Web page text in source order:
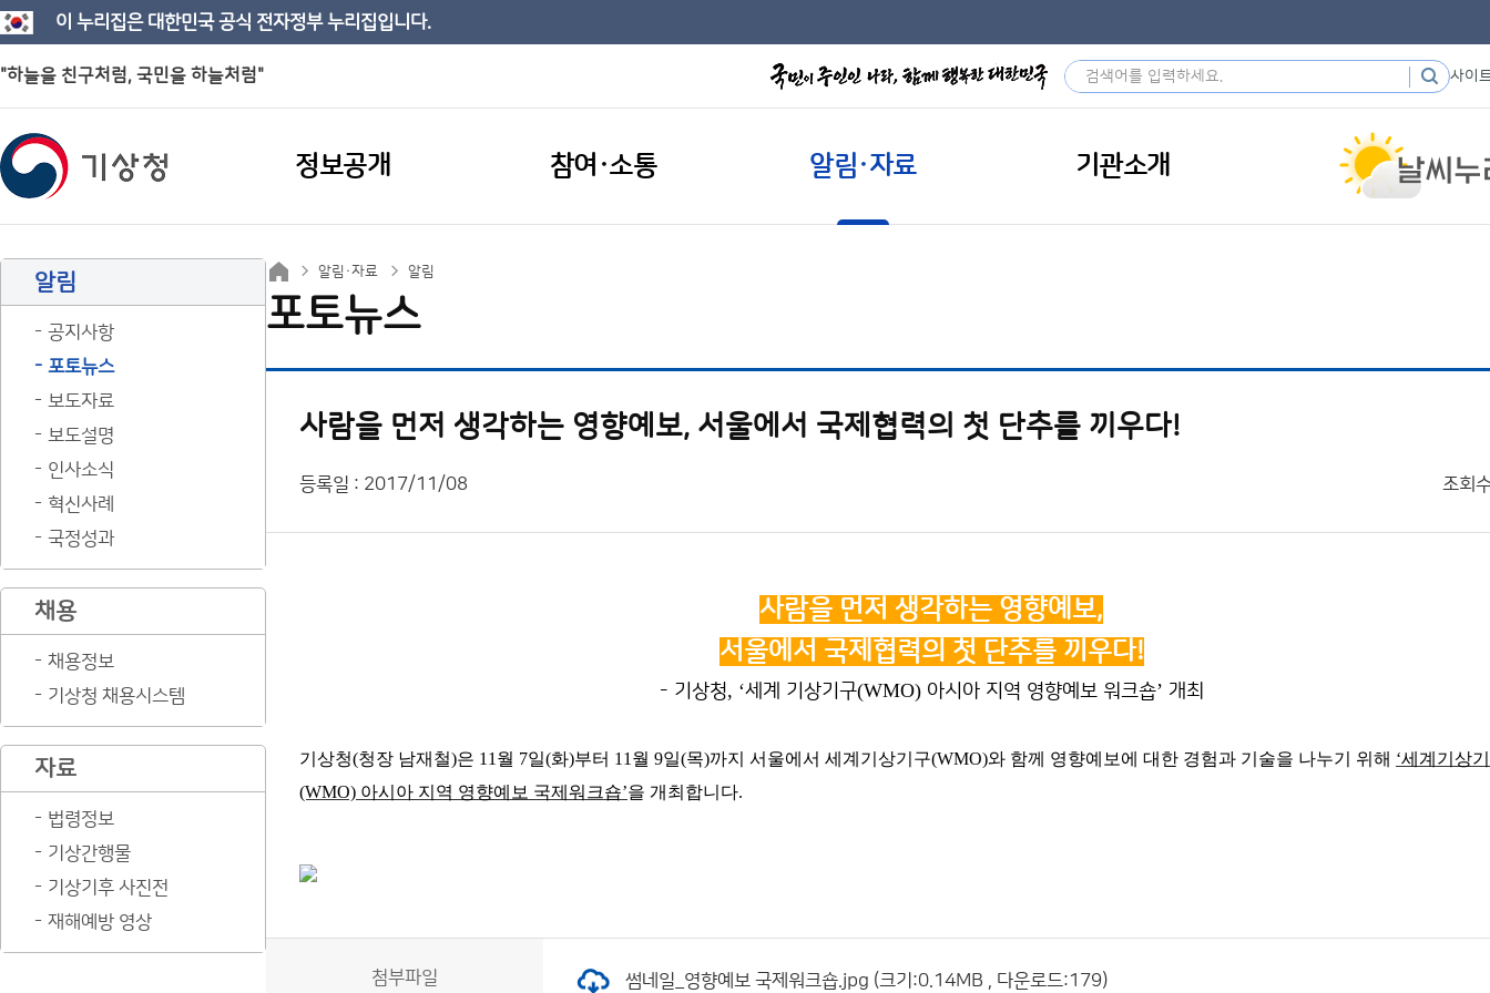
이 누리집은 대한민국 공식 전자정부 누리집입니다.
"하늘을 친구처럼, 국민을 하늘처럼" 사이
정보공개 참여·소통 알림·자료 기관소개
알림
공지사항
포토뉴스
보도자료
보도설명
인사소식
혁신사례
국정성과
채용
채용정보
기상청 채용시스템
자료
법령정보
기상간행물
기상기후 사진전
재해예방 영상
알림·자료 알림
포토뉴스
사람을 먼저 생각하는 영향예보, 서울에서 국제협력의 첫 단추를 끼우다!
등록일 : 2017/11/08 조회
사람을 먼저 생각하는 영향예보,
서울에서 국제협력의 첫 단추를 끼우다!
- 기상청, ‘세계 기상기구(WMO) 아시아 지역 영향예보 워크숍’ 개최
기상청(청장 남재철)은 11 월 7일(화)부터 11 월 9일(목)까지 서울에서 세계기상기구(WMO)와 함께 영향예보에 대한 경험과 기술을 나누기 위해 ‘세계기상
(WMO) 아시아 지역 영향예보 국제워크숍’을 개최합니다.
첨부파일 썸네일_영향예보 국제워크숍.jpg (크기:0.14MB , 다운로드:179)